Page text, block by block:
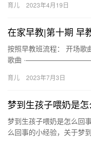
看…
育儿 2023年4月19日
在家早教|第十期 早
按照早教班流程： 开场歌
歌曲
育儿 2023年7月3日
梦到生孩子喂奶是
梦到生孩子喂奶是怎么回
么回事的小经验，关于梦